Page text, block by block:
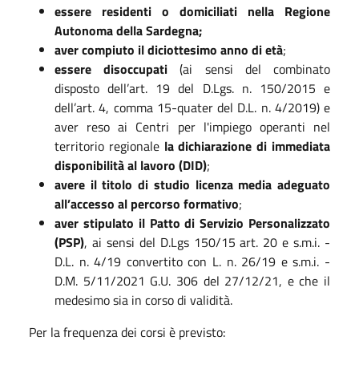
essere residenti o domiciliati nella Regione
Autonoma della Sardegna;
aver compiuto il diciottesimo anno di età;
essere disoccupati (ai sensi del combinato
disposto dell’art. 19 del D.Lgs. n. 150/2015 e
dell’art. 4, comma 15-quater del D.L. n. 4/2019) e
aver reso ai Centri per l'impiego operanti nel
territorio regionale la dichiarazione di immediata
disponibilità al lavoro (DID);
avere il titolo di studio licenza media adeguato
all’accesso al percorso formativo;
aver stipulato il Patto di Servizio Personalizzato
(PSP), ai sensi del D.Lgs 150/15 art. 20 e s.m.i. -
D.L. n. 4/19 convertito con L. n. 26/19 e s.m.i. -
D.M. 5/11/2021 G.U. 306 del 27/12/21, e che il
medesimo sia in corso di validità.
Per la frequenza dei corsi è previsto: